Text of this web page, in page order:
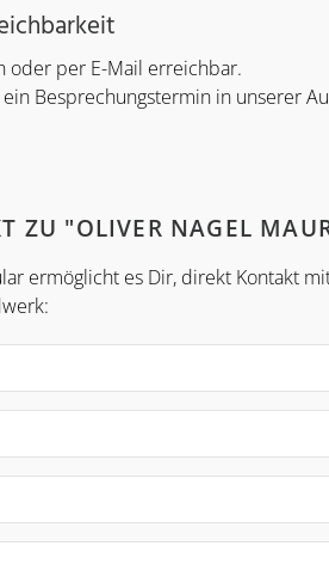
oder per E-Mail erreichbar.
Besprechungstermin in unserer
ZU "OLIVER NAGEL
ermöglicht es Dir, direkt Kontakt